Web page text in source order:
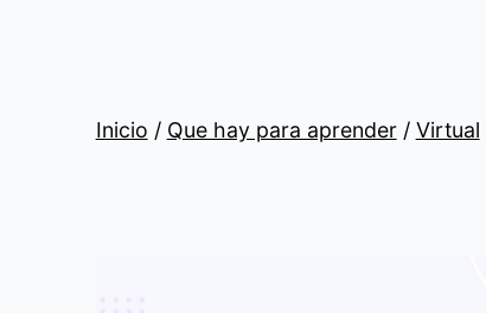
Inicio / Que hay para aprender/ Virtual